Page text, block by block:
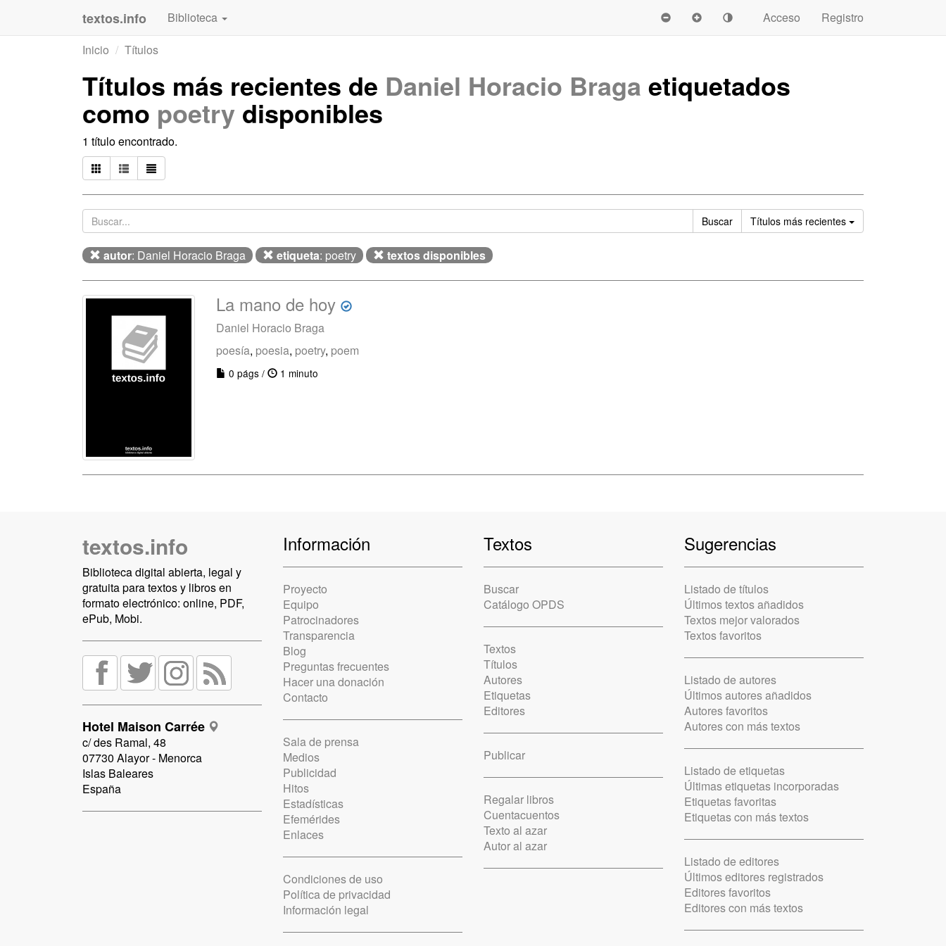
textos.info Biblioteca Acceso
Registro
Inicio
Títulos
Títulos más recientes de Daniel Horacio Braga etiquetados
como poetry disponibles
1 título encontrado.
Buscar Títulos más recientes Ordenar
autor: Daniel Horacio Braga etiqueta: poetry textos disponibles
La mano de hoy
Daniel Horacio Braga
poesía, poesia, poetry, poem
0 págs / 1 minuto
textos.info
Biblioteca digital abierta, legal y
gratuita para textos y libros en
formato electrónico: online, PDF,
ePub, Mobi.
Hotel Maison Carrée
c/ des Ramal, 48
07730 Alayor - Menorca
Islas Baleares
España
Información
Proyecto
Equipo
Patrocinadores
Transparencia
Blog
Preguntas frecuentes
Hacer una donación
Contacto
Sala de prensa
Medios
Publicidad
Hitos
Estadísticas
Efemérides
Enlaces
Condiciones de uso
Política de privacidad
Información legal
Textos
Buscar
Catálogo OPDS
Textos
Títulos
Autores
Etiquetas
Editores
Publicar
Regalar libros
Cuentacuentos
Texto al azar
Autor al azar
Sugerencias
Listado de títulos
Últimos textos añadidos
Textos mejor valorados
Textos favoritos
Listado de autores
Últimos autores añadidos
Autores favoritos
Autores con más textos
Listado de etiquetas
Últimas etiquetas incorporadas
Etiquetas favoritas
Etiquetas con más textos
Listado de editores
Últimos editores registrados
Editores favoritos
Editores con más textos